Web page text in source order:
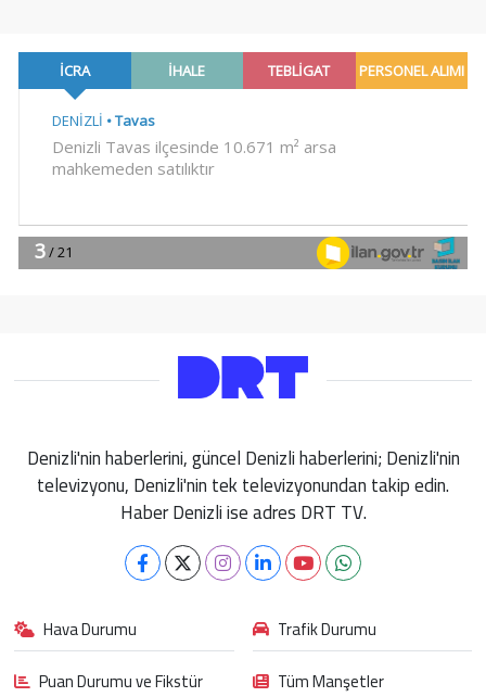
Denizli'nin haberlerini, güncel Denizli haberlerini; Denizli'nin
televizyonu, Denizli'nin tek televizyonundan takip edin.
Haber Denizli ise adres DRT TV.
Hava Durumu
Trafik Durumu
Puan Durumu ve Fikstür
Tüm Manşetler